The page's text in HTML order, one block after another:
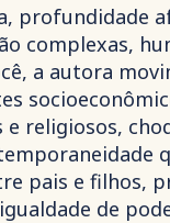
profundidade
complexas,
a autora
e religiosos,
pais e filhos,
de